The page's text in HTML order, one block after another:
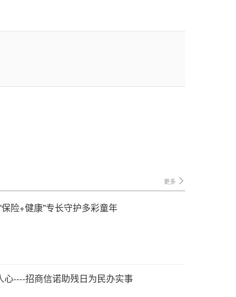
更多
险+健康"专长守护多彩童年
心----招商信诺助残日为民办实事